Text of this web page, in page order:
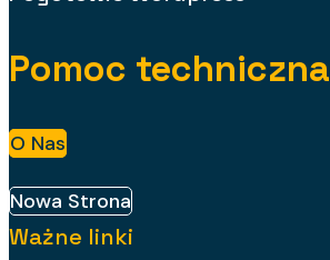
Pomoc techniczna
O Nas
Nowa Strona
Ważne linki